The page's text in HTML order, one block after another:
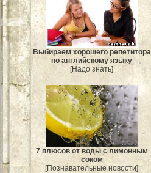
Выбираем хорошего репетитора
по английскому языку
[Надо знать]
7 плюсов от воды с лимонным
соком
[Познавательные новости]